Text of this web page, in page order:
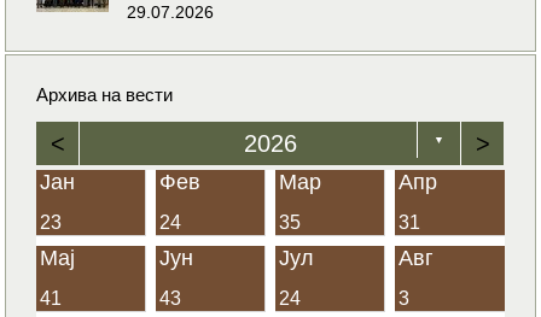
29.07.2026
Архива на вести
< 2026 ▼ >
Јан
23
Фев
24
Мар
35
Апр
31
Мај
41
Јун
43
Јул
24
Авг
3